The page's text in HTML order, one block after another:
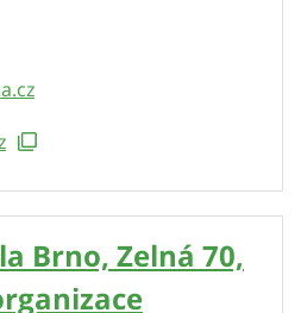
Brno, Zelná 70,